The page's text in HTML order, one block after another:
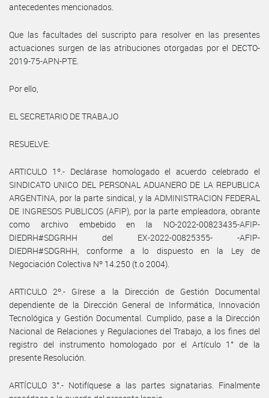
antecedentes mencionados.
Que las facultades del suscripto para resolver en las presentes
actuaciones surgen de las atribuciones otorgadas por el DECTO-
2019-75-APN-PTE.
Por ello,
EL SECRETARIO DE TRABAJO
RESUELVE:
ARTICULO 1º.- Declárase homologado el acuerdo celebrado el
SINDICATO UNICO DEL PERSONAL ADUANERO DE LA REPUBLICA
ARGENTINA, por la parte sindical, y la ADMINISTRACION FEDERAL
DE INGRESOS PUBLICOS (AFIP), por la parte empleadora, obrante
como archivo embebido en la NO-2022-00823435-AFIP-
DIEDRH#SDGRHH del EX-2022-00825355- -AFIP-
DIEDRH#SDGRHH, conforme a lo dispuesto en la Ley de
Negociación Colectiva Nº 14.250 (t.o 2004).
ARTICULO 2º.- Gírese a la Dirección de Gestión Documental
dependiente de la Dirección General de Informática, Innovación
Tecnológica y Gestión Documental. Cumplido, pase a la Dirección
Nacional de Relaciones y Regulaciones del Trabajo, a los fines del
registro del instrumento homologado por el Artículo 1° de la
presente Resolución.
ARTÍCULO 3°.- Notifíquese a las partes signatarias. Finalmente